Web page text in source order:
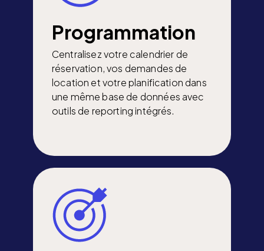
Programmation
Centralisez votre calendrier de
réservation, vos demandes de
location et votre planification dans
une même base de données avec
outils de reporting intégrés.